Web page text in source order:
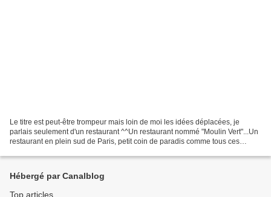
Le titre est peut-être trompeur mais loin de moi les idées déplacées, je
parlais seulement d'un restaurant ^^Un restaurant nommé "Moulin Vert"...Un
restaurant en plein sud de Paris, petit coin de paradis comme tous ces
Hébergé par Canalblog
Top articles